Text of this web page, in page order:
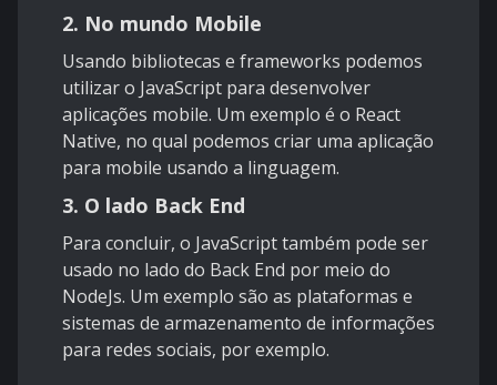
2. No mundo Mobile
Usando bibliotecas e frameworks podemos
utilizar o JavaScript para desenvolver
aplicações mobile. Um exemplo é o React
Native, no qual podemos criar uma aplicação
para mobile usando a linguagem.
3. O lado Back End
Para concluir, o JavaScript também pode ser
usado no lado do Back End por meio do
NodeJs. Um exemplo são as plataformas e
sistemas de armazenamento de informações
para redes sociais, por exemplo.